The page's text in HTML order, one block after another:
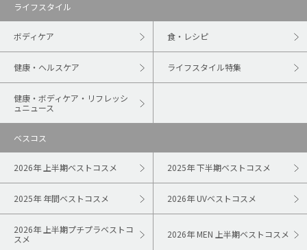
ライフスタイル
ボディケア 食・レシピ
健康・ヘルスケア ライフスタイル特集
健康・ボディケア・リフレッシ
ュニュース
ベスコス
2026年 上半期ベストコスメ 2025年 下半期ベストコスメ
2025年 年間ベストコスメ 2026年 UVベストコスメ
2026年 上半期プチプラベストコ
スメ
2026年 MEN 上半期ベストコスメ